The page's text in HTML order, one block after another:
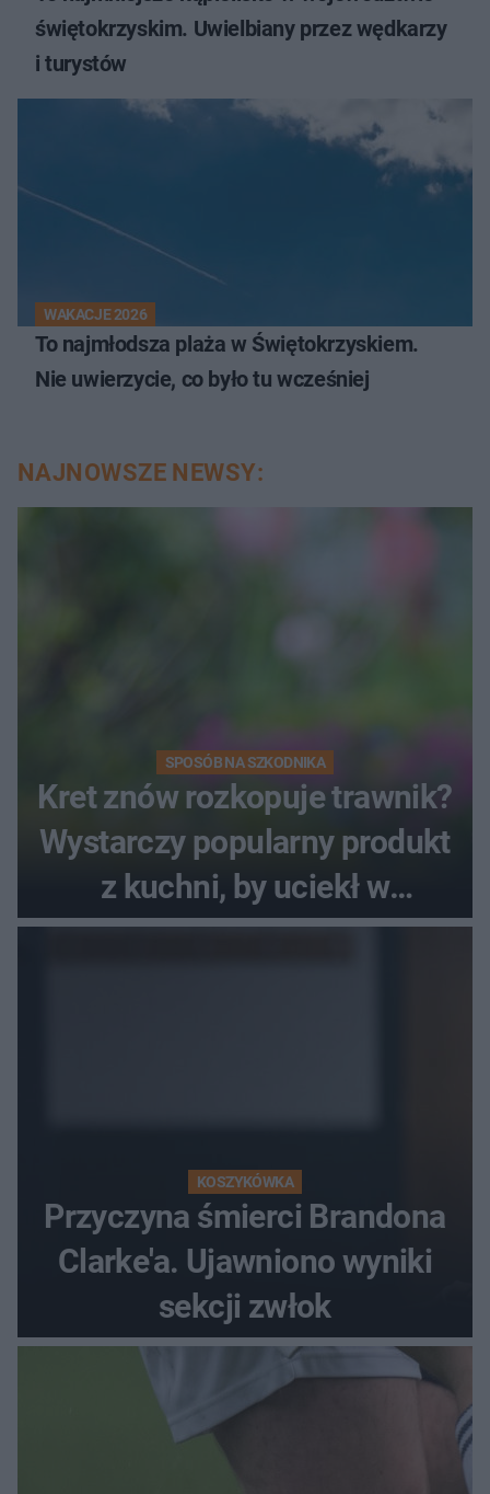
świętokrzyskim. Uwielbiany przez wędkarzy
i turystów
WAKACJE 2026
To najmłodsza plaża w Świętokrzyskiem.
Nie uwierzycie, co było tu wcześniej
NAJNOWSZE NEWSY:
SPOSÓB NA SZKODNIKA
Kret znów rozkopuje trawnik?
Wystarczy popularny produkt
z kuchni, by uciekł w
popłochu
KOSZYKÓWKA
Przyczyna śmierci Brandona
Clarke'a. Ujawniono wyniki
sekcji zwłok